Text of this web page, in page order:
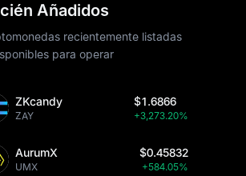
Añadidos
recientemente listadas
para operar
ZKcandy
ZAY
$1.6866
+3,273.20%
AurumX
UMX
$0.45832
+584.05%